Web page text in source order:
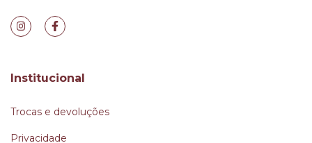
Institucional
Trocas e devoluções
Privacidade